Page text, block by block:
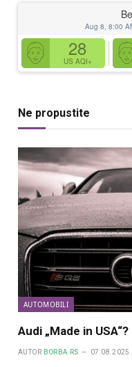
Aug 8, 8:00
28
US AQI+
Ne propustite
AUTOMOBILI
Audi „Made in USA“?
AUTOR BORBA.RS 07.08.2025.